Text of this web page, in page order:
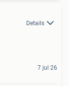
Details
7 jul 26